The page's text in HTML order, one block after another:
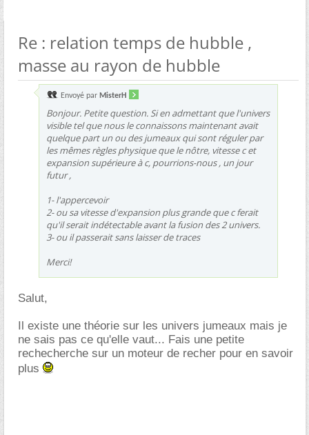
Re : relation temps de hubble ,
masse au rayon de hubble
Envoyé par MisterH
Bonjour. Petite question. Si en admettant que l'univers
visible tel que nous le connaissons maintenant avait
quelque part un ou des jumeaux qui sont réguler par
les mêmes règles physique que le nôtre, vitesse c et
expansion supérieure à c, pourrions-nous , un jour
futur ,
1- l'appercevoir
2- ou sa vitesse d'expansion plus grande que c ferait
qu'il serait indétectable avant la fusion des 2 univers.
3- ou il passerait sans laisser de traces
Merci!
Salut,
Il existe une théorie sur les univers jumeaux mais je
ne sais pas ce qu'elle vaut... Fais une petite
rechecherche sur un moteur de recher pour en savoir
plus